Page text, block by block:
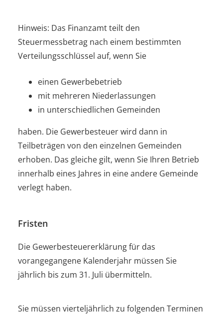
Hinweis: Das Finanzamt teilt den
Steuermessbetrag nach einem bestimmten
Verteilungsschlüssel auf, wenn Sie
einen Gewerbebetrieb
mit mehreren Niederlassungen
in unterschiedlichen Gemeinden
haben. Die Gewerbesteuer wird dann in
Teilbeträgen von den einzelnen Gemeinden
erhoben. Das gleiche gilt, wenn Sie Ihren Betrieb
innerhalb eines Jahres in eine andere Gemeinde
verlegt haben.
Fristen
Die Gewerbesteuererklärung für das
vorangegangene Kalenderjahr müssen Sie
jährlich bis zum 31. Juli übermitteln.
Sie müssen vierteljährlich zu folgenden Terminen